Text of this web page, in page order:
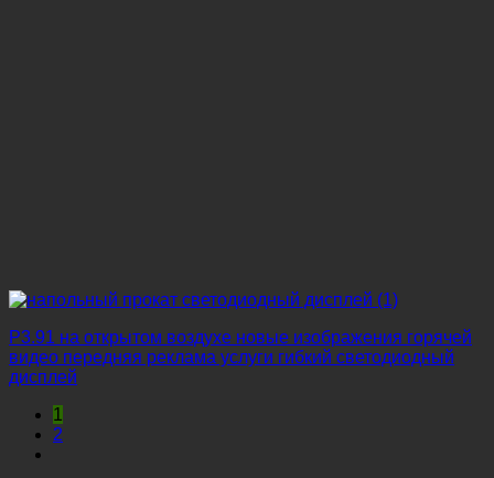
P3.91 на открытом воздухе новые изображения горячей
видео передняя реклама услуги гибкий светодиодный
дисплей
1
2